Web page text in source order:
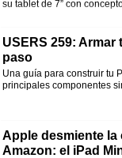
su tablet de 7” con
USERS 259: Armar
paso
Una guía para construir tu
principales componentes
Apple desmiente la
Amazon: el iPad